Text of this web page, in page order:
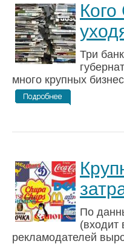
Три
много крупных
По
(входит
рекламодателей